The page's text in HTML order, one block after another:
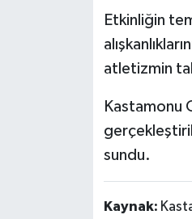
Etkinliğin
atletizmin
Kastamonu
sundu.
Kaynak: